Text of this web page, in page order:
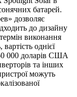
батарей.
дозволяє
до дизайну
виконання
однієї
000 доларів США
та інших
можуть